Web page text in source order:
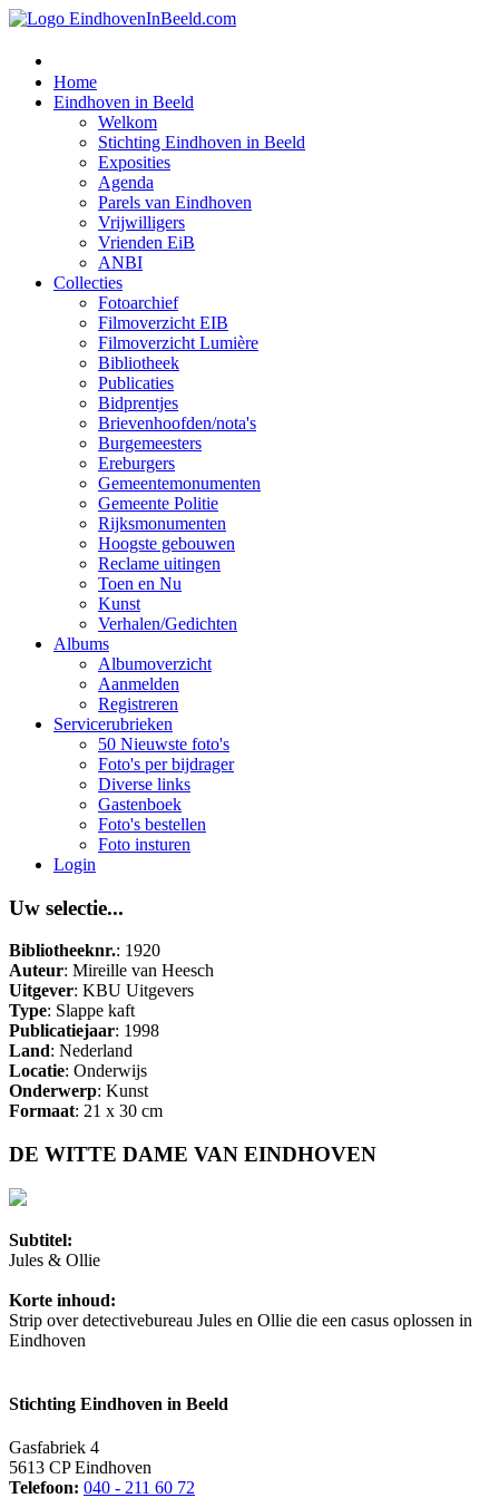
Home
Eindhoven in Beeld
Welkom
Stichting Eindhoven in Beeld
Exposities
Agenda
Parels van Eindhoven
Vrijwilligers
Vrienden EiB
ANBI
Collecties
Fotoarchief
Filmoverzicht EIB
Filmoverzicht Lumière
Bibliotheek
Publicaties
Bidprentjes
Brievenhoofden/nota's
Burgemeesters
Ereburgers
Gemeentemonumenten
Gemeente Politie
Rijksmonumenten
Hoogste gebouwen
Reclame uitingen
Toen en Nu
Kunst
Verhalen/Gedichten
Albums
Albumoverzicht
Aanmelden
Registreren
Servicerubrieken
50 Nieuwste foto's
Foto's per bijdrager
Diverse links
Gastenboek
Foto's bestellen
Foto insturen
Login
Uw selectie...
Bibliotheeknr.: 1920
Auteur: Mireille van Heesch
Uitgever: KBU Uitgevers
Type: Slappe kaft
Publicatiejaar: 1998
Land: Nederland
Locatie: Onderwijs
Onderwerp: Kunst
Formaat: 21 x 30 cm
DE WITTE DAME VAN EINDHOVEN
Subtitel:
Jules & Ollie
Korte inhoud:
Strip over detectivebureau Jules en Ollie die een casus oplossen in
Eindhoven
Stichting Eindhoven in Beeld
Gasfabriek 4
5613 CP Eindhoven
Telefoon: 040 - 211 60 72